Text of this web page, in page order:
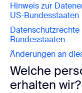
Hinweis zur
US-Bundesstaaten
Bundesstaaten
Änderungen an
Welche
erhalten wir?